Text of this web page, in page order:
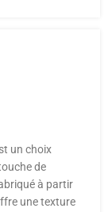
un choix
de
à partir
une texture